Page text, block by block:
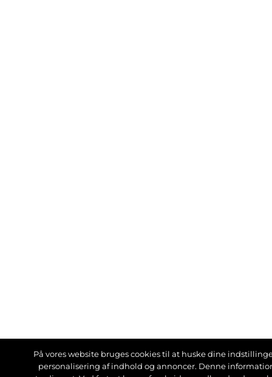
På vores website bruges cookies til at huske dine
personalisering af indhold og annoncer. Denne